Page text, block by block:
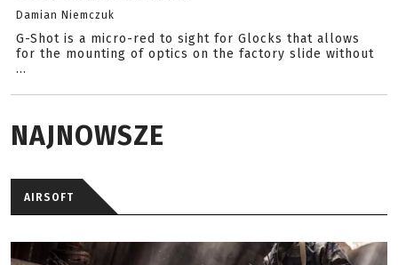
Damian Niemczuk
G-Shot is a micro-red to sight for Glocks that allows
for the mounting of optics on the factory slide without
...
NAJNOWSZE
AIRSOFT